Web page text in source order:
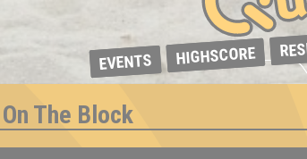
EVENTS HIGHSCORE
The Block